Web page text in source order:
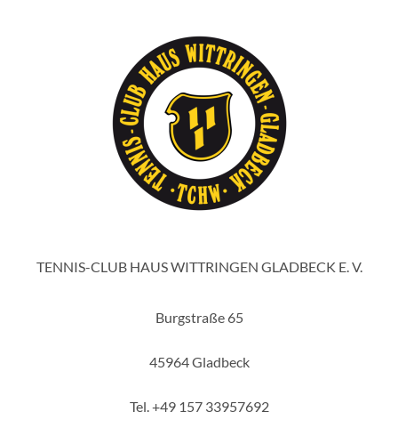
TENNIS-CLUB HAUS WITTRINGEN GLADBECK E. V.
Burgstraße 65
45964 Gladbeck
Tel. +49 157 33957692